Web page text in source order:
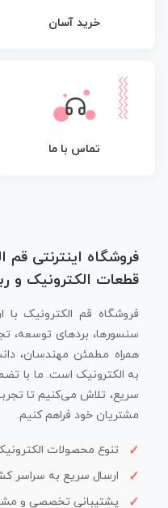
خرید آسان
تماس با ما
فروشگاه اینترنتی
قطعات الکترونیک و
فروشگاه قم الکترونیک با
سنسورها، بردهای توسعه،
همراه مطمئن مهندسان،
به الکترونیک است. ما با
سریع، تلاش می‌کنیم تا
مشتریان خود فراهم کنیم.
تنوع محصولات
ارسال سریع به سراسر
پشتیبانی تخصصی و